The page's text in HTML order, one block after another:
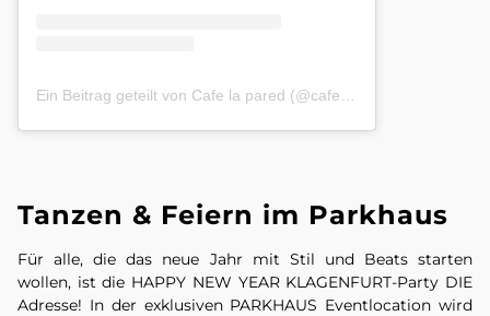
Tanzen & Feiern im Parkhaus
Für alle, die das neue Jahr mit Stil und Beats starten
wollen, ist die HAPPY NEW YEAR KLAGENFURT-Party DIE
Adresse! In der exklusiven PARKHAUS Eventlocation wird